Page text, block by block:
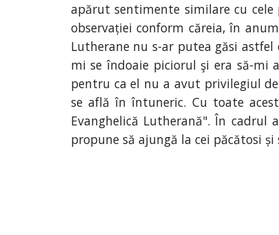
apărut sentimente similare cu
observației conform căreia, în
Lutherane nu s-ar putea găsi
mi se îndoaie piciorul şi era să-mi
pentru ca el nu a avut privilegiul
se află în întuneric. Cu toate
Evanghelică Lutherană". În cadrul
propune să ajungă la cei păcătosi și